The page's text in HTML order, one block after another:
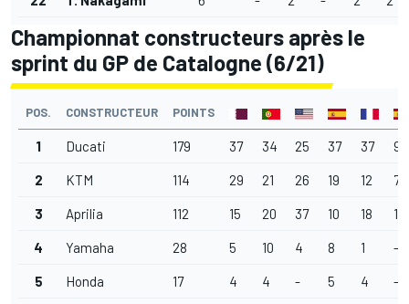
Championnat constructeurs après le
sprint du GP de Catalogne (6/21)
POS. CONSTRUCTEUR POINTS
1 Ducati 179 37 34 25 37 37 9
2 KTM 114 29 21 26 19 12 7
3 Aprilia 112 15 20 37 10 18 12
4 Yamaha 28 5 10 4 8 1 -
5 Honda 17 4 4 - 5 4 -